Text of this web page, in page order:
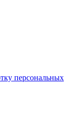
персональных